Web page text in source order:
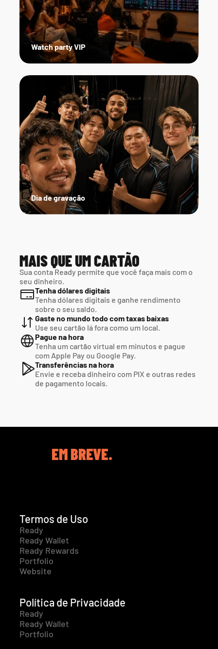
Dia de gravação
Watch party VIP
MAIS QUE UM CARTÃO
Sua conta Ready permite que você faça mais com o
seu dinheiro.
Tenha dólares digitais
Tenha dólares digitais e ganhe rendimento
sobre o seu saldo.
Gaste no mundo todo com taxas baixas
Use seu cartão lá fora como um local.
Pague na hora
Tenha um cartão virtual em minutos e pague
com Apple Pay ou Google Pay.
Transferências na hora
Envie e receba dinheiro com PIX e outras redes
de pagamento locais.
EM BREVE.
Termos de Uso
Ready
Ready Wallet
Ready Rewards
Portfolio
Website
Política de Privacidade
Ready
Ready Wallet
Portfolio